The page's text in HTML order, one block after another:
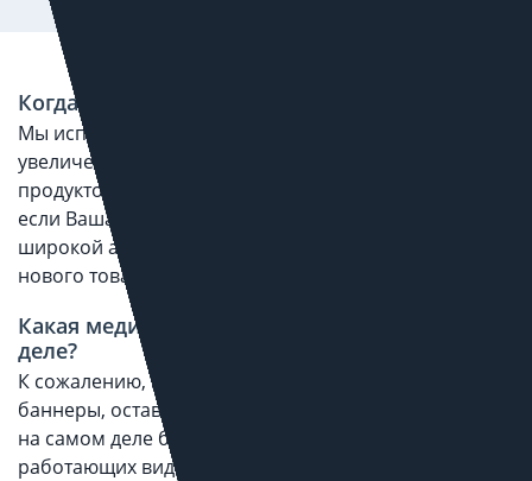
Когда нужна медийная реклама?
Мы используем ее часто как имиджевую рекламу для
увеличения запоминаемости бренда, реже как
продуктовую. Хорошо она работает, и в том случае,
если Ваша продукция предназначена для очень
широкой аудитории, особенно при выводе на рынок
нового товара или услуги.
Какая медийная реклама бывает на самом
деле?
К сожалению, многие агентства просто продают
баннеры, оставляя себе комиссию площадок, хотя
на самом деле бывает много других прекрасно
работающих видов «медийки», это статьи на правах